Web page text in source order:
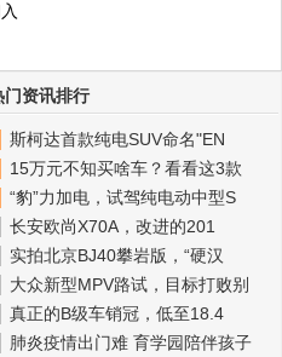
门资讯排行
斯柯达首款纯电SUV命名"EN
15万元不知买啥车？看看这3款
“豹”力加电，试驾纯电动中型S
长安欧尚X70A，改进的201
实拍北京BJ40攀岩版，“硬汉
大众新型MPV路试，目标打败别
真正的B级车销冠，低至18.4
肺炎疫情出门难 育学园陪伴孩子